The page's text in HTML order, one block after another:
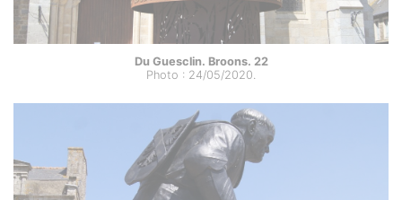
Du Guesclin. Broons. 22
Photo : 24/05/2020.